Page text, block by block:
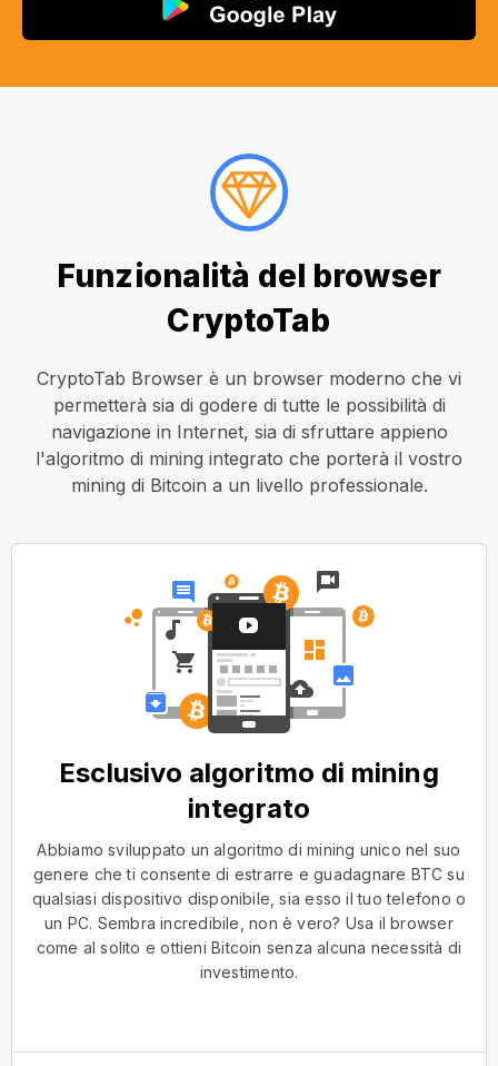
Funzionalità del browser
CryptoTab
CryptoTab Browser è un browser moderno che vi
permetterà sia di godere di tutte le possibilità di
navigazione in Internet, sia di sfruttare appieno
l'algoritmo di mining integrato che porterà il vostro
mining di Bitcoin a un livello professionale.
Esclusivo algoritmo di mining
integrato
Abbiamo sviluppato un algoritmo di mining unico nel suo
genere che ti consente di estrarre e guadagnare BTC su
qualsiasi dispositivo disponibile, sia esso il tuo telefono o
un PC. Sembra incredibile, non è vero? Usa il browser
come al solito e ottieni Bitcoin senza alcuna necessità di
investimento.